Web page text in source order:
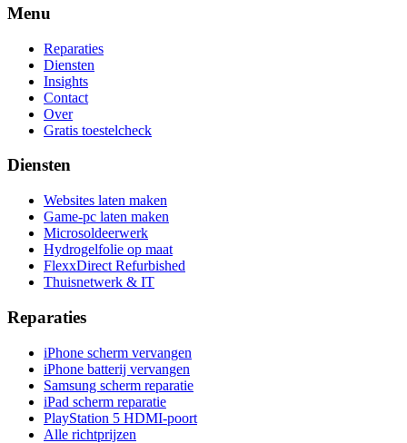
Menu
Reparaties
Diensten
Insights
Contact
Over
Gratis toestelcheck
Diensten
Websites laten maken
Game-pc laten maken
Microsoldeerwerk
Hydrogelfolie op maat
FlexxDirect Refurbished
Thuisnetwerk & IT
Reparaties
iPhone scherm vervangen
iPhone batterij vervangen
Samsung scherm reparatie
iPad scherm reparatie
PlayStation 5 HDMI-poort
Alle richtprijzen